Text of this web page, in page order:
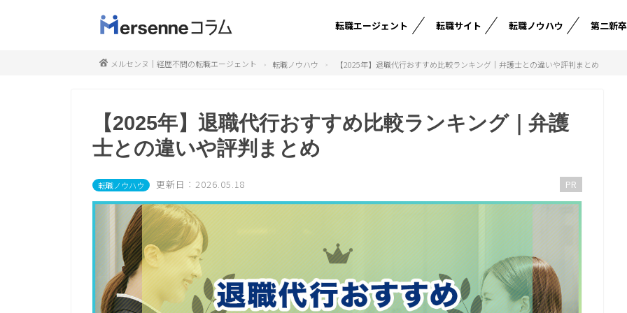
転職エージェント 転職サイト 転職ノウハウ 第二新卒
メルセンヌ｜経歴不問の転職エージェント 転職ノウハウ 【2025年】退職代行おすすめ比較ランキング｜弁護士との違いや評判まとめ
【2025年】退職代行おすすめ比較ランキング｜弁護
士との違いや評判まとめ
転職ノウハウ 更新日：2026.05.18 PR